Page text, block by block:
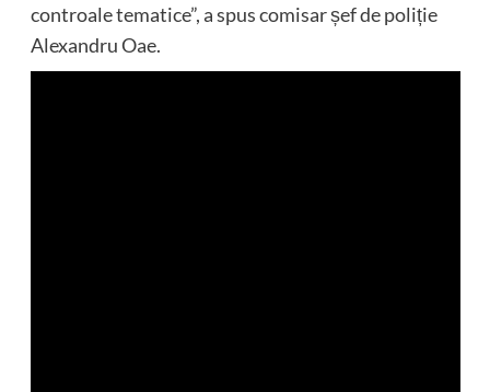
controale tematice”, a spus comisar șef de poliție
Alexandru Oae.